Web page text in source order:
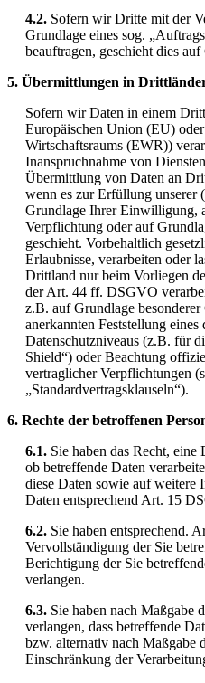
4.2. Sofern wir Dritte mit der
Grundlage eines sog.
beauftragen, geschieht dies
5. Übermittlungen in
Sofern wir Daten in einem
Europäischen Union (EU)
Wirtschaftsraums (EWR))
Inanspruchnahme von
Übermittlung von Daten an
wenn es zur Erfüllung unserer
Grundlage Ihrer Einwilligung,
Verpflichtung oder auf
geschieht. Vorbehaltlich
Erlaubnisse, verarbeiten oder
Drittland nur beim Vorliegen
der Art. 44 ff. DSGVO
z.B. auf Grundlage
anerkannten Feststellung eines
Datenschutzniveaus (z.B. für
Shield“) oder Beachtung
vertraglicher Verpflichtungen
„Standardvertragsklauseln“).
6. Rechte der betroffenen
6.1. Sie haben das Recht, eine
ob betreffende Daten
diese Daten sowie auf weitere
Daten entsprechend Art. 15
6.2. Sie haben entsprechend.
Vervollständigung der Sie
Berichtigung der Sie
verlangen.
6.3. Sie haben nach Maßgabe
verlangen, dass betreffende
bzw. alternativ nach Maßgabe
Einschränkung der